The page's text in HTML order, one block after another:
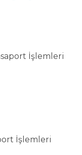
İşlemleri
İşlemleri